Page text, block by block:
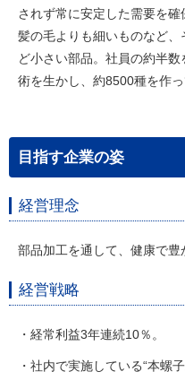
されず常に安定した需要を確
髪の毛よりも細いものなど
ど小さい部品。社員の約半
術を生かし、約8500種を作っ
目指す企業の姿
経営理念
部品加工を通して、健康で豊
経営戦略
・経常利益3年連続10％。
・社内で実施している“本螺